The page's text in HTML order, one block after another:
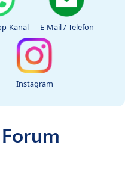
Kanal E-Mail / Telefon
Instagram